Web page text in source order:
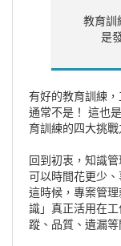
教育訓
是
有好的教育訓練
通常不是！ 這也
育訓練的四大挑戰
回到初衷，知識
可以時間花更少、
這時候，專案管
識」真正活用在
蹤、品質、遺漏等